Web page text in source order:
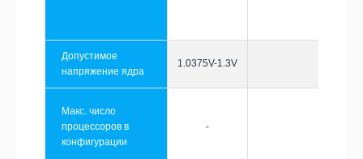
Допустимое
напряжение ядра
1.0375V-1.3V
Макс. число
процессоров в
конфигурации
-